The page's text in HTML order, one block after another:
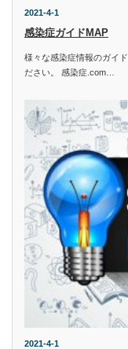
2021-4-1
感染症ガイドMAP
様々な感染症情報のガイ
ださい。 感染症.com…
2021-4-1